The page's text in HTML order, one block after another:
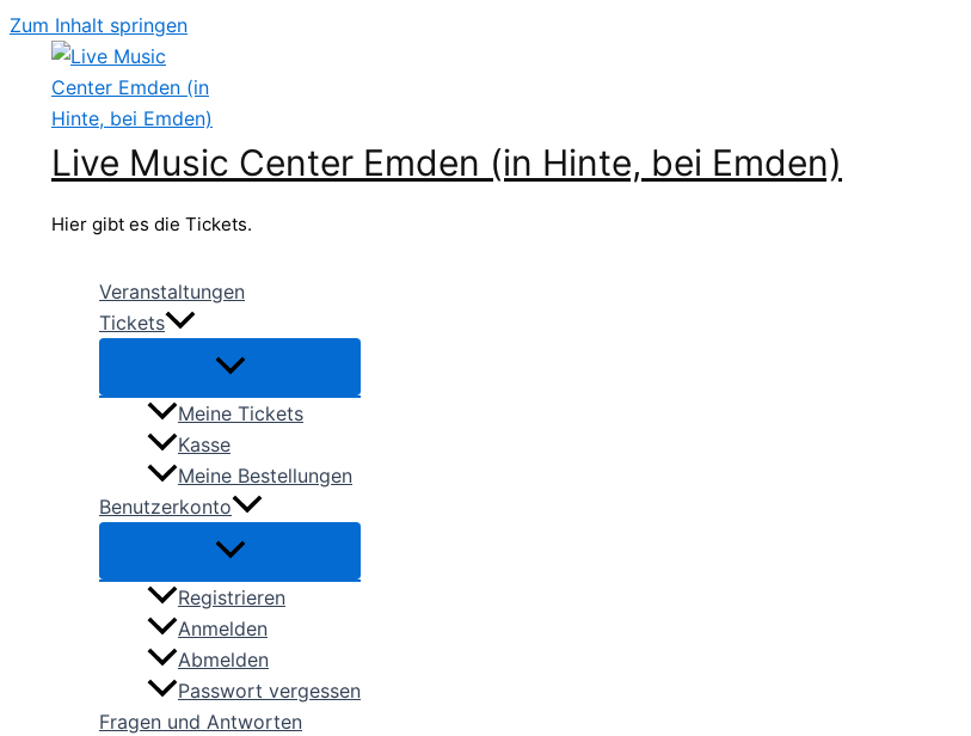
Zum Inhalt springen
Live Music Center Emden (in Hinte, bei Emden)
Hier gibt es die Tickets.
Veranstaltungen
Tickets
Meine Tickets
Kasse
Meine Bestellungen
Benutzerkonto
Registrieren
Anmelden
Abmelden
Passwort vergessen
Fragen und Antworten